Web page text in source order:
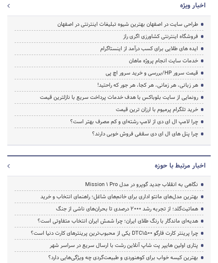
اخبار ویژه
طراحی سایت در اصفهان بهترین شیوه تبلیغات اینترنتی در اصفهان
فروشگاه اینترنتی کشاورزی اگری راز
ایده های طلایی برای کسب درآمد از اینستاگرام
خدمات سایت انجام پروژه ماهان
قیمت سرور HP/بررسی و خرید سرور اچ پی
هر زبانی، هر زمانی، هر کجا، هر جور که راحتید!
رونمایی از سایت بلوباکس با هدف خدمات پرداخت سریع با نازلترین قیمت
خرید تلگرام پرمیوم با ارزان ترین قیمت
چرا لامپ ال ای دی از لامپ رشته‌ای و کم مصرف بهتر است؟
چرا پنل های ال ای دی سقفی فروش خوبی دارند؟
اخبار مرتبط با حوزه
نگاهی به انقلاب جدید گوپرو در مدل Mission 1 Pro
بهترین مدل‌های مانتو اداری برای خانم‌های شاغل؛ راهنمای انتخاب و خرید
هماتیت‌گلد؛ از تجربه رشد ۲۰۰۰ درصدی تا بحران‌های ناشی از جنگ
هدیه‌ای ماندگار با رنگ طلای ایران؛ چرا شمش ایران انتخاب متفاوتی است؟
چرا پرینتر کارت فارگو DTC1500 یکی از محبوب‌ترین پرینترهای کارت دنیا است؟
پتاری اولین هایپر پت شاپ آنلاین رشت با ارسال سریع در سراسر شهر
بهترین کیسه خواب برای کوهنوردی و طبیعت‌گردی چه ویژگی‌هایی دارد؟